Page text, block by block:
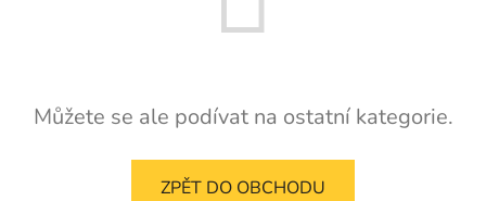
Můžete se ale podívat na ostatní kategorie.
ZPĚT DO OBCHODU